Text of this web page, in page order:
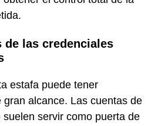
de las credenciales
estafa puede tener
gran alcance. Las cuentas de
servir como puerta de